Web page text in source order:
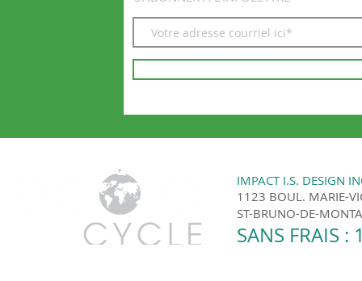
IMPACT I.S. DESIGN
1123 BOUL. MARIE-
ST-BRUNO-DE-
SANS FRAIS